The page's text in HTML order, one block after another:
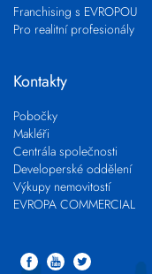
Franchising s EVROPOU
Pro realitní profesionály
Kontakty
Pobočky
Makléři
Centrála společnosti
Developerské oddělení
Výkupy nemovitostí
EVROPA COMMERCIAL